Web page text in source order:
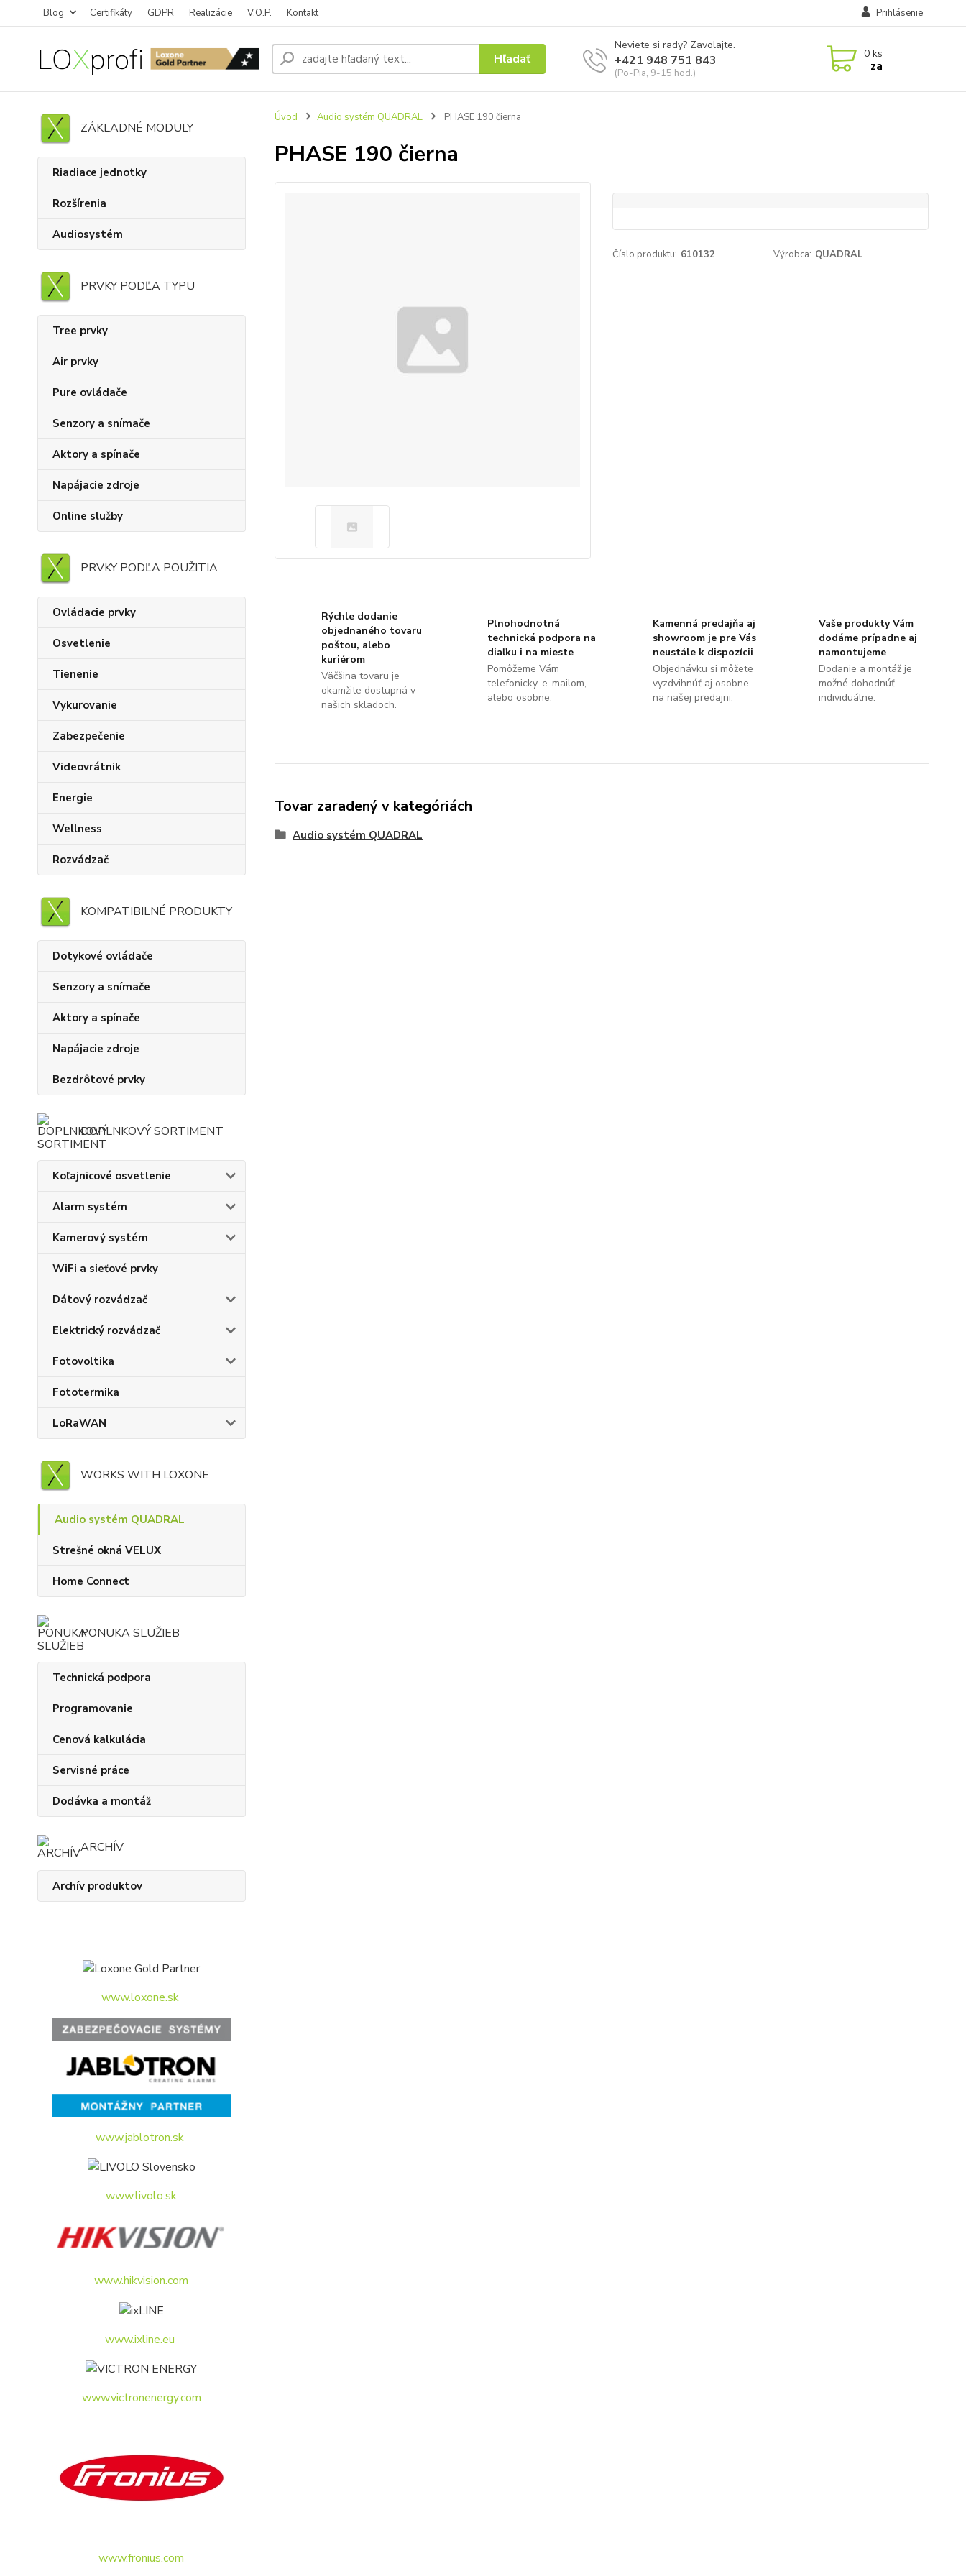
Blog Certifikáty GDPR Realizácie V.O.P. Kontakt Prihlásenie
Hľadať
Neviete si rady? Zavolajte.
+421 948 751 843
(Po-Pia, 9-15 hod.)
0 ks
za
ZÁKLADNÉ MODULY
Riadiace jednotky
Rozšírenia
Audiosystém
PRVKY PODĽA TYPU
Tree prvky
Air prvky
Pure ovládače
Senzory a snímače
Aktory a spínače
Napájacie zdroje
Online služby
PRVKY PODĽA POUŽITIA
Ovládacie prvky
Osvetlenie
Tienenie
Vykurovanie
Zabezpečenie
Videovrátnik
Energie
Wellness
Rozvádzač
KOMPATIBILNÉ PRODUKTY
Dotykové ovládače
Senzory a snímače
Aktory a spínače
Napájacie zdroje
Bezdrôtové prvky
DOPLNKOVÝ SORTIMENT
Koľajnicové osvetlenie
Alarm systém
Kamerový systém
WiFi a sieťové prvky
Dátový rozvádzač
Elektrický rozvádzač
Fotovoltika
Fototermika
LoRaWAN
WORKS WITH LOXONE
Audio systém QUADRAL
Strešné okná VELUX
Home Connect
PONUKA SLUŽIEB
Technická podpora
Programovanie
Cenová kalkulácia
Servisné práce
Dodávka a montáž
ARCHÍV
Archív produktov
www.loxone.sk
www.jablotron.sk
www.livolo.sk
www.hikvision.com
www.ixline.eu
www.victronenergy.com
www.fronius.com
Úvod Audio systém QUADRAL PHASE 190 čierna
PHASE 190 čierna
Číslo produktu: 610132 Výrobca: QUADRAL
Rýchle dodanie
objednaného tovaru
poštou, alebo
kuriérom
Väčšina tovaru je
okamžite dostupná v
našich skladoch.
Plnohodnotná
technická podpora na
diaľku i na mieste
Pomôžeme Vám
telefonicky, e-mailom,
alebo osobne.
Kamenná predajňa aj
showroom je pre Vás
neustále k dispozícii
Objednávku si môžete
vyzdvihnúť aj osobne
na našej predajni.
Vaše produkty Vám
dodáme prípadne aj
namontujeme
Dodanie a montáž je
možné dohodnúť
individuálne.
Tovar zaradený v kategóriách
Audio systém QUADRAL